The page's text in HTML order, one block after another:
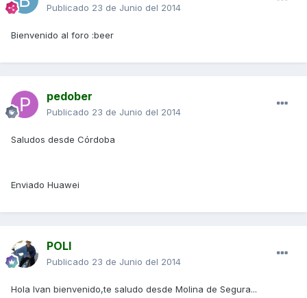
Publicado 23 de Junio del 2014
Bienvenido al foro :beer
pedober
Publicado 23 de Junio del 2014
Saludos desde Córdoba
Enviado Huawei
POLI
Publicado 23 de Junio del 2014
Hola Ivan bienvenido,te saludo desde Molina de Segura...